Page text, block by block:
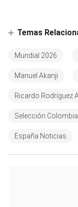
Temas
Mundial 2026
Manuel Akanji
Ricardo Rodríguez
Selección
España Noticias